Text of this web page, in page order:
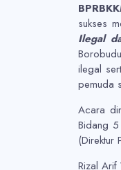
sukses
Ilegal
ilegal
pemuda
Acara
Bidang 5
(Direktur
Rizal Arif